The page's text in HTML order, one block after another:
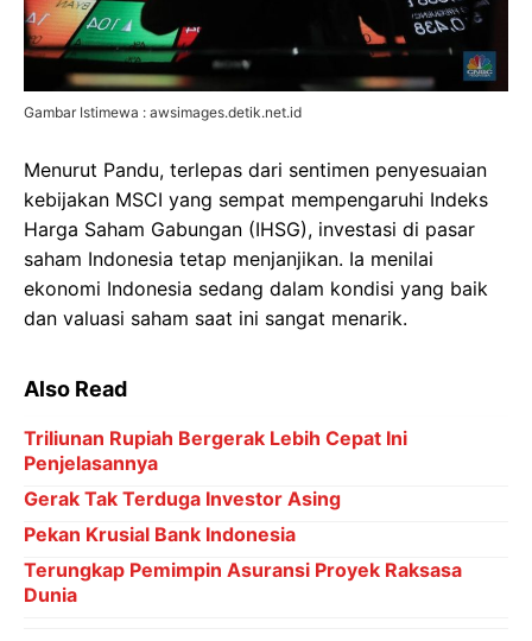
Gambar Istimewa : awsimages.detik.net.id
Menurut Pandu, terlepas dari sentimen penyesuaian
kebijakan MSCI yang sempat mempengaruhi Indeks
Harga Saham Gabungan (IHSG), investasi di pasar
saham Indonesia tetap menjanjikan. Ia menilai
ekonomi Indonesia sedang dalam kondisi yang baik
dan valuasi saham saat ini sangat menarik.
Also Read
Triliunan Rupiah Bergerak Lebih Cepat Ini
Penjelasannya
Gerak Tak Terduga Investor Asing
Pekan Krusial Bank Indonesia
Terungkap Pemimpin Asuransi Proyek Raksasa
Dunia